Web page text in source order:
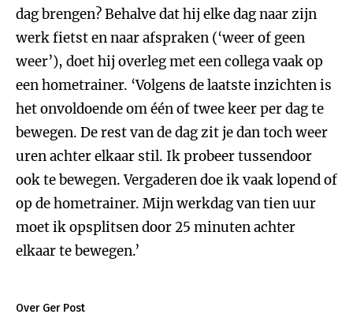
dag brengen? Behalve dat hij elke dag naar zijn
werk fietst en naar afspraken (‘weer of geen
weer’), doet hij overleg met een collega vaak op
een hometrainer. ‘Volgens de laatste inzichten is
het onvoldoende om één of twee keer per dag te
bewegen. De rest van de dag zit je dan toch weer
uren achter elkaar stil. Ik probeer tussendoor
ook te bewegen. Vergaderen doe ik vaak lopend of
op de hometrainer. Mijn werkdag van tien uur
moet ik opsplitsen door 25 minuten achter
elkaar te bewegen.’
Over Ger Post